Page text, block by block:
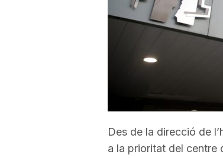
r
o
Des de la direcció de
a la prioritat del centre